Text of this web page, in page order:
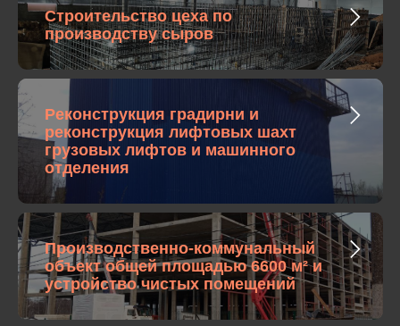
Строительство цеха по
производству сыров
Реконструкция градирни и
реконструкция лифтовых шахт
грузовых лифтов и машинного
отделения
Производственно-коммунальный
объект общей площадью 6600 м² и
устройство чистых помещений